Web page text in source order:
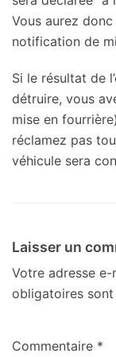
Vous aurez
notification de
Si le résultat de
détruire, vous
mise en
réclamez pas
véhicule sera
Laisser un
Votre adresse e-
obligatoires
Commentaire *